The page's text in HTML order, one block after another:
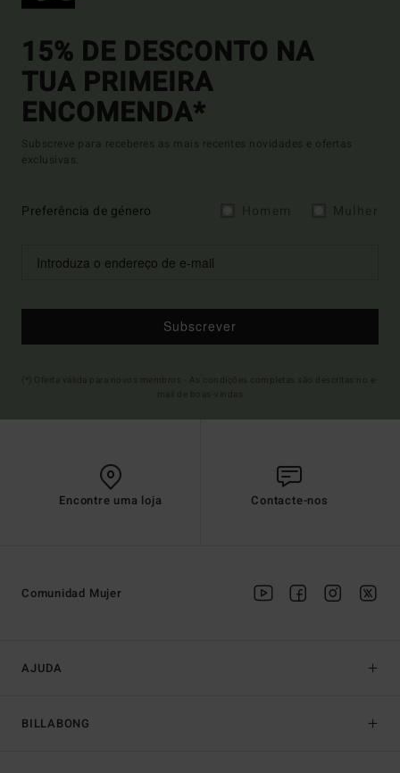
15% DE DESCONTO NA
TUA PRIMEIRA
ENCOMENDA*
Subscreve para receberes as mais recentes novidades e ofertas
exclusivas.
Preferência de género
Subscrever
Encontre uma loja Contacte-nos
AJUDA
BILLABONG
Comunidad Mujer